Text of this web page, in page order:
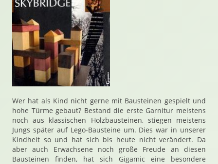
Wer hat als Kind nicht gerne mit Bausteinen gespielt und
hohe Türme gebaut? Bestand die erste Garnitur meistens
noch aus klassischen Holzbausteinen, stiegen meistens
Jungs später auf Lego-Bausteine um. Dies war in unserer
Kindheit so und hat sich bis heute nicht verändert. Da
aber auch Erwachsene noch große Freude an diesen
Bausteinen finden, hat sich Gigamic eine besondere